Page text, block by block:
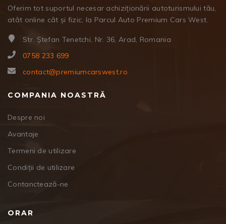
Oferim tot suportul necesar achiziționării autoturismului tău,
atât online cât și fizic, la Parcul Auto Premium Cars West.
Str. Ștefan Tenetchi, Nr. 36, Arad, Romania
0758 233 699
contact@premiumcarswest.ro
COMPANIA NOASTRĂ
Despre noi
Avantaje
Termeni de utilizare
Condiții de utilizare
Contanctează-ne
ORAR